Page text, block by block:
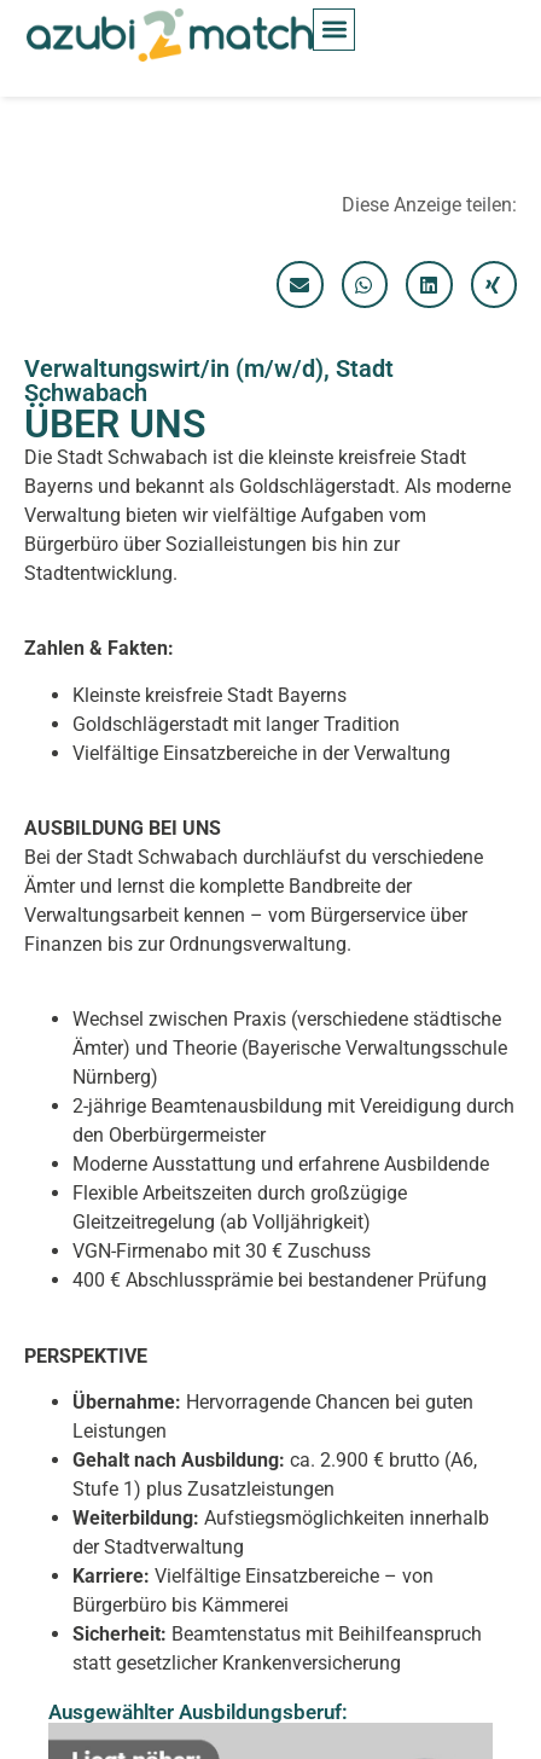
springen
Diese Anzeige teilen:
Verwaltungswirt/in (m/w/d), Stadt
Schwabach
ÜBER UNS
Die Stadt Schwabach ist die kleinste kreisfreie Stadt
Bayerns und bekannt als Goldschlägerstadt. Als moderne
Verwaltung bieten wir vielfältige Aufgaben vom
Bürgerbüro über Sozialleistungen bis hin zur
Stadtentwicklung.
Zahlen & Fakten:
Kleinste kreisfreie Stadt Bayerns
Goldschlägerstadt mit langer Tradition
Vielfältige Einsatzbereiche in der Verwaltung
AUSBILDUNG BEI UNS
Bei der Stadt Schwabach durchläufst du verschiedene
Ämter und lernst die komplette Bandbreite der
Verwaltungsarbeit kennen – vom Bürgerservice über
Finanzen bis zur Ordnungsverwaltung.
Wechsel zwischen Praxis (verschiedene städtische
Ämter) und Theorie (Bayerische Verwaltungsschule
Nürnberg)
2-jährige Beamtenausbildung mit Vereidigung durch
den Oberbürgermeister
Moderne Ausstattung und erfahrene Ausbildende
Flexible Arbeitszeiten durch großzügige
Gleitzeitregelung (ab Volljährigkeit)
VGN-Firmenabo mit 30 € Zuschuss
400 € Abschlussprämie bei bestandener Prüfung
PERSPEKTIVE
Übernahme: Hervorragende Chancen bei guten
Leistungen
Gehalt nach Ausbildung: ca. 2.900 € brutto (A6,
Stufe 1) plus Zusatzleistungen
Weiterbildung: Aufstiegsmöglichkeiten innerhalb
der Stadtverwaltung
Karriere: Vielfältige Einsatzbereiche – von
Bürgerbüro bis Kämmerei
Sicherheit: Beamtenstatus mit Beihilfeanspruch
statt gesetzlicher Krankenversicherung
Ausgewählter Ausbildungsberuf: